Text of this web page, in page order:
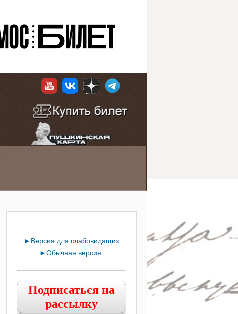
► Версия для слабовидящих
►Обычная версия
Подписаться на
рассылку